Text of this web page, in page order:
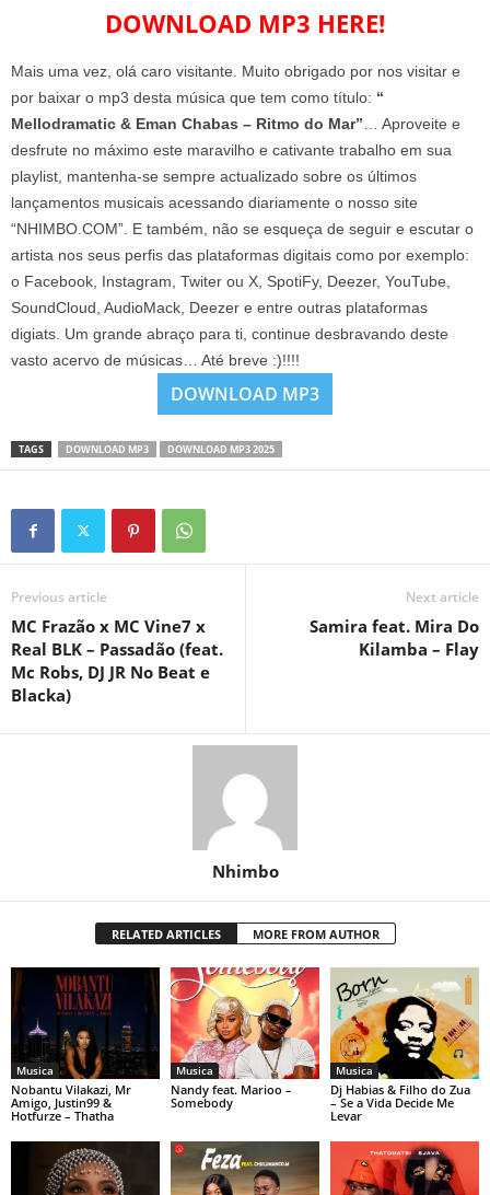
DOWNLOAD MP3 HERE!
Mais uma vez, olá caro visitante. Muito obrigado por nos visitar e
por baixar o mp3 desta música que tem como título: “
Mellodramatic & Eman Chabas – Ritmo do Mar” … Aproveite e
desfrute no máximo este maravilho e cativante trabalho em sua
playlist, mantenha-se sempre actualizado sobre os últimos
lançamentos musicais acessando diariamente o nosso site
“NHIMBO.COM”. E também, não se esqueça de seguir e escutar o
artista nos seus perfis das plataformas digitais como por exemplo:
o Facebook, Instagram, Twiter ou X, SpotiFy, Deezer, YouTube,
SoundCloud, AudioMack, Deezer e entre outras plataformas
digiats. Um grande abraço para ti, continue desbravando deste
vasto acervo de músicas… Até breve :)!!!!
DOWNLOAD MP3
TAGS DOWNLOAD MP3 DOWNLOAD MP3 2025
Previous article
MC Frazão x MC Vine7 x
Real BLK – Passadão (feat.
Mc Robs, DJ JR No Beat e
Blacka)
Next article
Samira feat. Mira Do
Kilamba – Flay
Nhimbo
RELATED ARTICLES MORE FROM AUTHOR
Musica
Nobantu Vilakazi, Mr
Amigo, Justin99 &
Hotfurze – Thatha
Musica
Nandy feat. Marioo –
Somebody
Musica
Dj Habias & Filho do Zua
– Se a Vida Decide Me
Levar